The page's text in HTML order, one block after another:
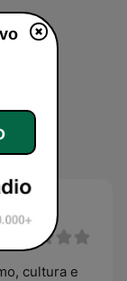
cultura e